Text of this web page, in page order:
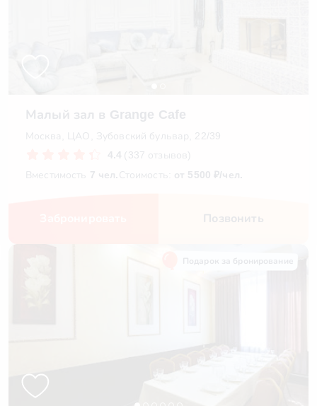
Малый зал в Grange Cafe
Москва, ЦАО, Зубовский бульвар, 22/39
4.4 (337 отзывов)
Вместимость 7 чел.Стоимость: от 5500 ₽/чел.
Позвонить